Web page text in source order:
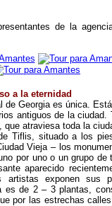
de la
a la eternidad
de Georgia es única.
antiguos de la
que atraviesa toda la
Tiflis, situado a los
Vieja – los
por uno o un grupo
aparecido
exponen sus
es de 2 – 3 plantas,
por las estrechas